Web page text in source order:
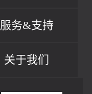
服务&支持
关于我们